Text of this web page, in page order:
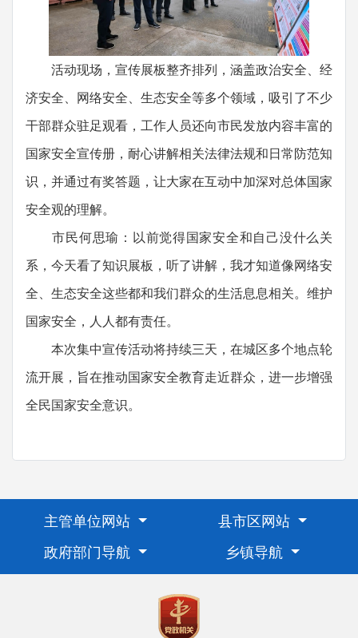
活动现场，宣传展板整齐排列，涵盖政治安全、经
济安全、网络安全、生态安全等多个领域，吸引了不少
干部群众驻足观看，工作人员还向市民发放内容丰富的
国家安全宣传册，耐心讲解相关法律法规和日常防范知
识，并通过有奖答题，让大家在互动中加深对总体国家
安全观的理解。
市民何思瑜：以前觉得国家安全和自己没什么关
系，今天看了知识展板，听了讲解，我才知道像网络安
全、生态安全这些都和我们群众的生活息息相关。维护
国家安全，人人都有责任。
本次集中宣传活动将持续三天，在城区多个地点轮
流开展，旨在推动国家安全教育走近群众，进一步增强
全民国家安全意识。
主管单位网站
县市区网站
政府部门导航
乡镇导航